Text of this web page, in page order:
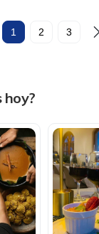
1 2 3
blu benefits
sola app.
DESCÁRGALA
hoy?